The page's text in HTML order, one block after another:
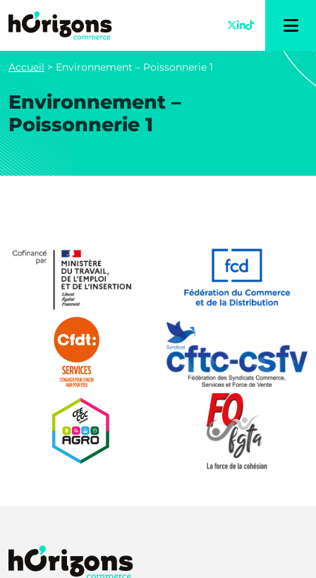
Accueil > Environnement – Poissonnerie 1
Environnement –
Poissonnerie 1